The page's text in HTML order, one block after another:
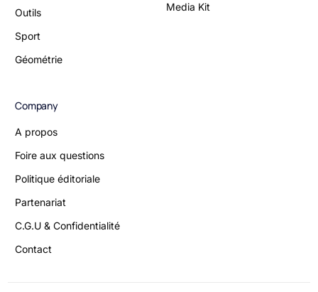
Outils
Sport
Géométrie
Media Kit
Company
A propos
Foire aux questions
Politique éditoriale
Partenariat
C.G.U & Confidentialité
Contact